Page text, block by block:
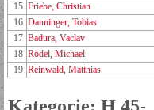
15 Friebe, Christian
16 Danninger, Tobias
17 Badura, Vaclav
18 Rödel, Michael
19 Reinwald, Matthias